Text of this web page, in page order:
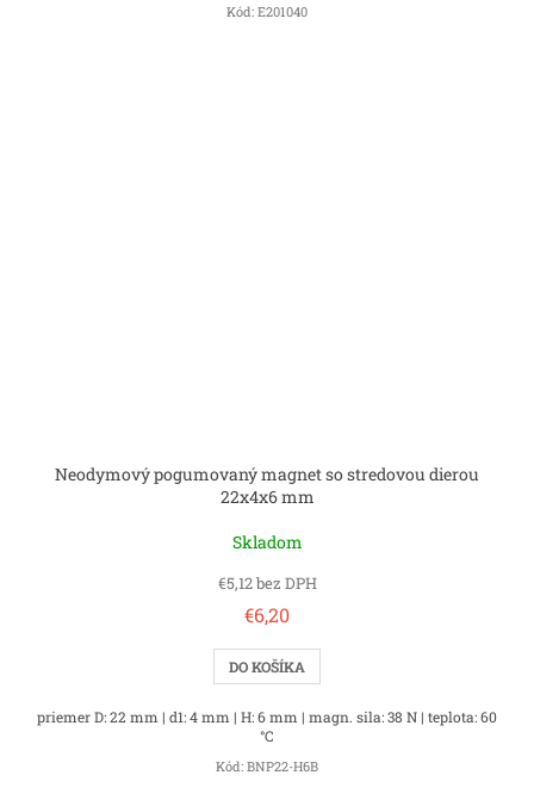
Kód: E201040
Neodymový pogumovaný magnet so stredovou dierou
22x4x6 mm
Skladom
€5,12 bez DPH
€6,20
DO KOŠÍKA
priemer D: 22 mm | d1: 4 mm | H: 6 mm | magn. sila: 38 N | teplota: 60
°C
Kód: BNP22-H6B